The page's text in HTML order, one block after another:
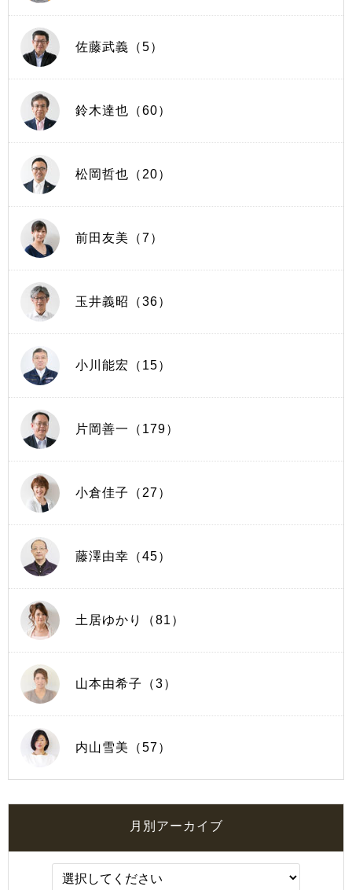
佐藤武義（5）
鈴木達也（60）
松岡哲也（20）
前田友美（7）
玉井義昭（36）
小川能宏（15）
片岡善一（179）
小倉佳子（27）
藤澤由幸（45）
土居ゆかり（81）
山本由希子（3）
内山雪美（57）
月別アーカイブ